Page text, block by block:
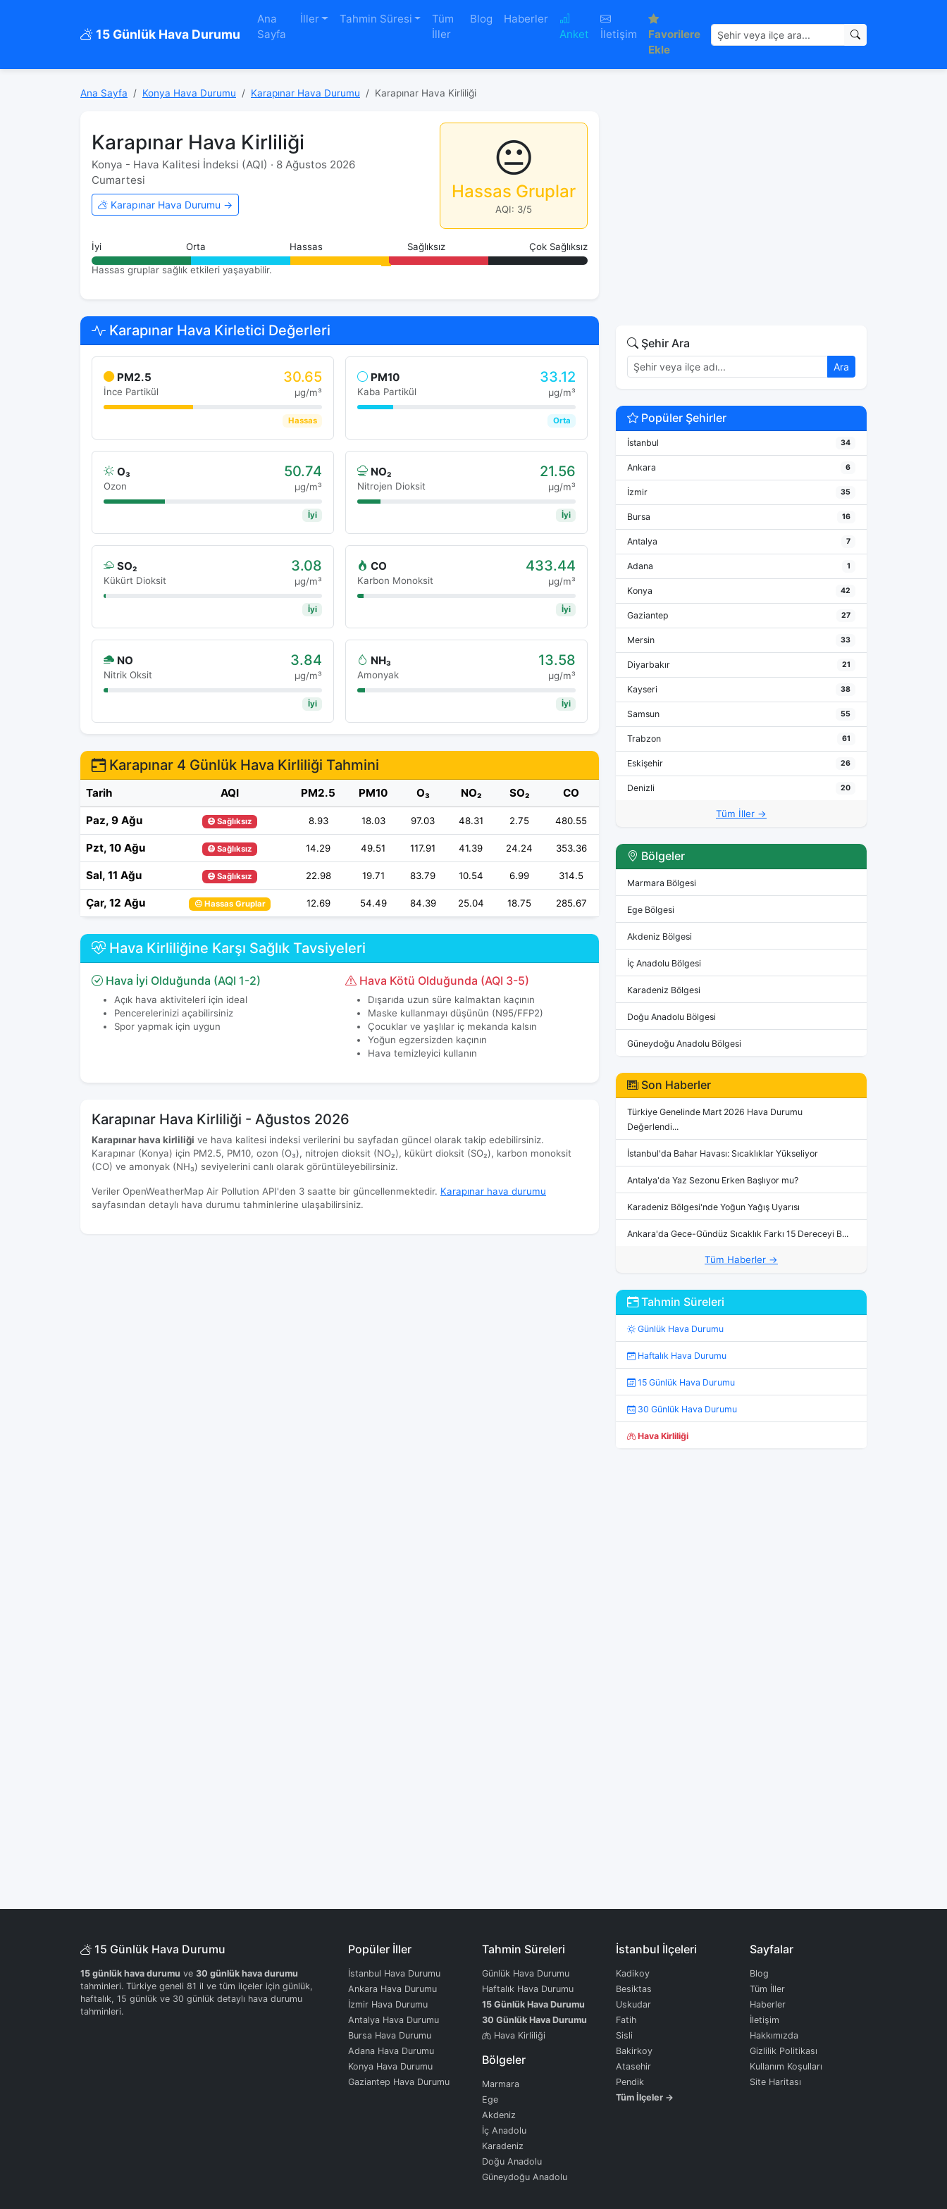
15 Günlük Hava Durumu
Ana
Sayfa
İller Tahmin Süresi
Tüm
İller
Blog
Haberler
Anket
İletişim
Favorilere
Ekle
Ana Sayfa Konya Hava Durumu Karapınar Hava Durumu Karapınar Hava Kirliliği
Karapınar Hava Kirliliği
Konya - Hava Kalitesi İndeksi (AQI) · 8 Ağustos 2026
Cumartesi
Karapınar Hava Durumu →
😐
Hassas Gruplar
AQI: 3/5
İyi Orta Hassas Sağlıksız Çok Sağlıksız
Hassas gruplar sağlık etkileri yaşayabilir.
Karapınar Hava Kirletici Değerleri
PM2.5
İnce Partikül
30.65
μg/m³
Hassas
PM10
Kaba Partikül
33.12
μg/m³
Orta
O₃
Ozon
50.74
μg/m³
İyi
NO₂
Nitrojen Dioksit
21.56
μg/m³
İyi
SO₂
Kükürt Dioksit
3.08
μg/m³
İyi
CO
Karbon Monoksit
433.44
μg/m³
İyi
NO
Nitrik Oksit
3.84
μg/m³
İyi
NH₃
Amonyak
13.58
μg/m³
İyi
Karapınar 4 Günlük Hava Kirliliği Tahmini
Tarih AQI PM2.5 PM10 O₃ NO₂ SO₂ CO
Paz, 9 Ağu 😷 Sağlıksız 8.93 18.03 97.03 48.31 2.75 480.55
Pzt, 10 Ağu 😷 Sağlıksız 14.29 49.51 117.91 41.39 24.24 353.36
Sal, 11 Ağu 😷 Sağlıksız 22.98 19.71 83.79 10.54 6.99 314.5
Çar, 12 Ağu 😐 Hassas Gruplar 12.69 54.49 84.39 25.04 18.75 285.67
Hava Kirliliğine Karşı Sağlık Tavsiyeleri
Hava İyi Olduğunda (AQI 1-2)
Açık hava aktiviteleri için ideal
Pencerelerinizi açabilirsiniz
Spor yapmak için uygun
Hava Kötü Olduğunda (AQI 3-5)
Dışarıda uzun süre kalmaktan kaçının
Maske kullanmayı düşünün (N95/FFP2)
Çocuklar ve yaşlılar iç mekanda kalsın
Yoğun egzersizden kaçının
Hava temizleyici kullanın
Karapınar Hava Kirliliği - Ağustos 2026
Karapınar hava kirliliği ve hava kalitesi indeksi verilerini bu sayfadan güncel olarak takip edebilirsiniz.
Karapınar (Konya) için PM2.5, PM10, ozon (O₃), nitrojen dioksit (NO₂), kükürt dioksit (SO₂), karbon monoksit
(CO) ve amonyak (NH₃) seviyelerini canlı olarak görüntüleyebilirsiniz.
Veriler OpenWeatherMap Air Pollution API'den 3 saatte bir güncellenmektedir. Karapınar hava durumu
sayfasından detaylı hava durumu tahminlerine ulaşabilirsiniz.
Şehir Ara
Ara
Popüler Şehirler
İstanbul 34
Ankara 6
İzmir 35
Bursa 16
Antalya 7
Adana 1
Konya 42
Gaziantep 27
Mersin 33
Diyarbakır 21
Kayseri 38
Samsun 55
Trabzon 61
Eskişehir 26
Denizli 20
Tüm İller →
Bölgeler
Marmara Bölgesi
Ege Bölgesi
Akdeniz Bölgesi
İç Anadolu Bölgesi
Karadeniz Bölgesi
Doğu Anadolu Bölgesi
Güneydoğu Anadolu Bölgesi
Son Haberler
Türkiye Genelinde Mart 2026 Hava Durumu
Değerlendi...
İstanbul'da Bahar Havası: Sıcaklıklar Yükseliyor
Antalya'da Yaz Sezonu Erken Başlıyor mu?
Karadeniz Bölgesi'nde Yoğun Yağış Uyarısı
Ankara'da Gece-Gündüz Sıcaklık Farkı 15 Dereceyi B...
Tüm Haberler →
Tahmin Süreleri
Günlük Hava Durumu
Haftalık Hava Durumu
15 Günlük Hava Durumu
30 Günlük Hava Durumu
Hava Kirliliği
15 Günlük Hava Durumu
15 günlük hava durumu ve 30 günlük hava durumu
tahminleri. Türkiye geneli 81 il ve tüm ilçeler için günlük,
haftalık, 15 günlük ve 30 günlük detaylı hava durumu
tahminleri.
Popüler İller
İstanbul Hava Durumu
Ankara Hava Durumu
İzmir Hava Durumu
Antalya Hava Durumu
Bursa Hava Durumu
Adana Hava Durumu
Konya Hava Durumu
Gaziantep Hava Durumu
Tahmin Süreleri
Günlük Hava Durumu
Haftalık Hava Durumu
15 Günlük Hava Durumu
30 Günlük Hava Durumu
Hava Kirliliği
Bölgeler
Marmara
Ege
Akdeniz
İç Anadolu
Karadeniz
Doğu Anadolu
Güneydoğu Anadolu
İstanbul İlçeleri
Kadikoy
Besiktas
Uskudar
Fatih
Sisli
Bakirkoy
Atasehir
Pendik
Tüm İlçeler →
Sayfalar
Blog
Tüm İller
Haberler
İletişim
Hakkımızda
Gizlilik Politikası
Kullanım Koşulları
Site Haritası